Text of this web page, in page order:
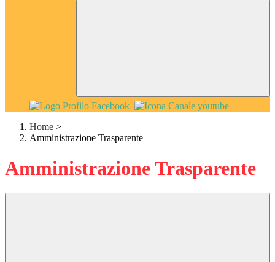
Home >
Amministrazione Trasparente
Amministrazione Trasparente